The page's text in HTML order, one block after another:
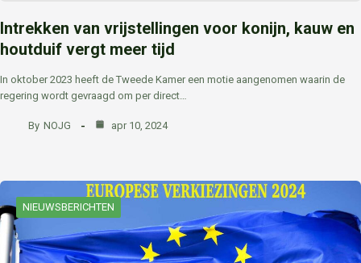
Intrekken van vrijstellingen voor konijn, kauw en
houtduif vergt meer tijd
In oktober 2023 heeft de Tweede Kamer een motie aangenomen waarin de
regering wordt gevraagd om per direct…
By NOJG apr 10, 2024
NIEUWSBERICHTEN